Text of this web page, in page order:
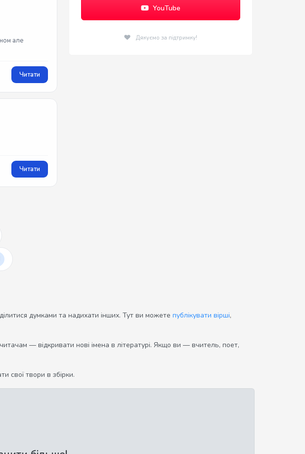
але
Читати
Читати
YouTube
Дякуємо за підтримку!
думками та надихати інших. Тут ви можете публікувати вірші,
— відкривати нові імена в літературі. Якщо ви — вчитель, поет,
свої твори в збірки.